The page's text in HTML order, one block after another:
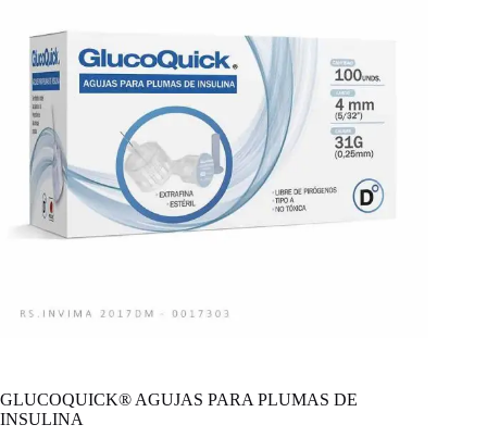
GLUCOQUICK® AGUJAS PARA PLUMAS DE
INSULINA